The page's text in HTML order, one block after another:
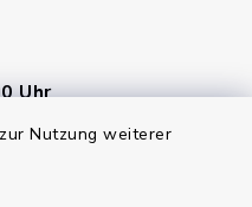
Nutzung weiterer
Uhr